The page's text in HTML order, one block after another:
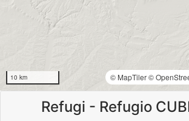
10 km © MapTiler©
Refugi - Refugio